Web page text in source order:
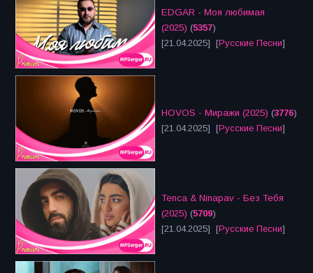
EDGAR - Моя любимая
(2025) (5357)
[21.04.2025] [Русские Песни]
HOVOS - Миражи (2025) (3776)
[21.04.2025] [Русские Песни]
Tenca & Ninapav - Без Тебя
(2025) (5709)
[21.04.2025] [Русские Песни]